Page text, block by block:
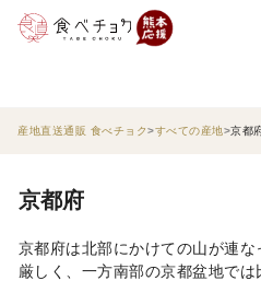
産地直送通販 食べチョク すべての産地 京都
京都府
京都府は北部にかけての山が連
厳しく、一方南部の京都盆地で